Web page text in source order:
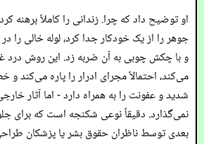
او توضیح داد که چرا. زندانی را کاملاً برهنه
جوهر را از یک خودکار جدا کرد، لوله خالی را
و با چکش چوبی به آن ضربه زد. این روش درد
می‌کند، احتمالاً مجرای ادرار را پاره می‌کند و
شدید و عفونت را به همراه دارد - اما آثار
نمی‌گذارد. دقیقاً نوعی شکنجه است که برای
بعدی توسط ناظران حقوق بشر یا پزشکان